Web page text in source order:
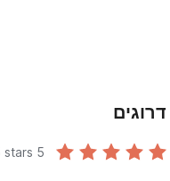
דרוגים
5